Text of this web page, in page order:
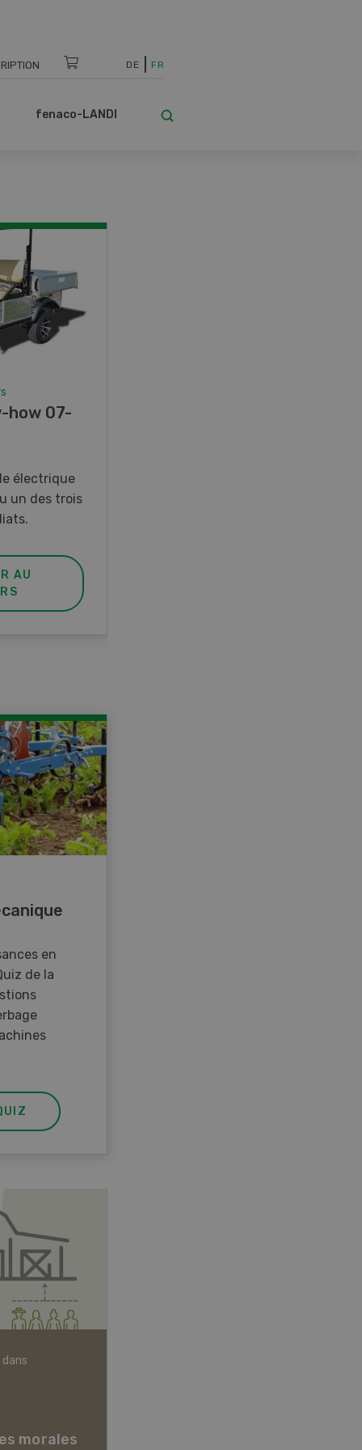
DE FR
fenaco-LANDI
how 07-
électrique
un des trois
AU
en
de la
morales